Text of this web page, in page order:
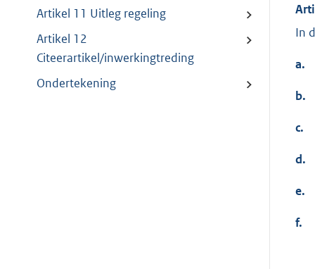
Artikel 11 Uitleg regeling
Artikel 12
Citeerartikel/inwerkingtreding
Ondertekening
In
a.
b.
c.
d.
e.
f.